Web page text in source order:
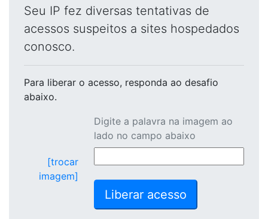
Seu IP fez diversas tentativas de
acessos suspeitos a sites hospedados
conosco.
Para liberar o acesso, responda ao desafio
abaixo.
[trocar
imagem]
Digite a palavra na imagem ao
lado no campo abaixo